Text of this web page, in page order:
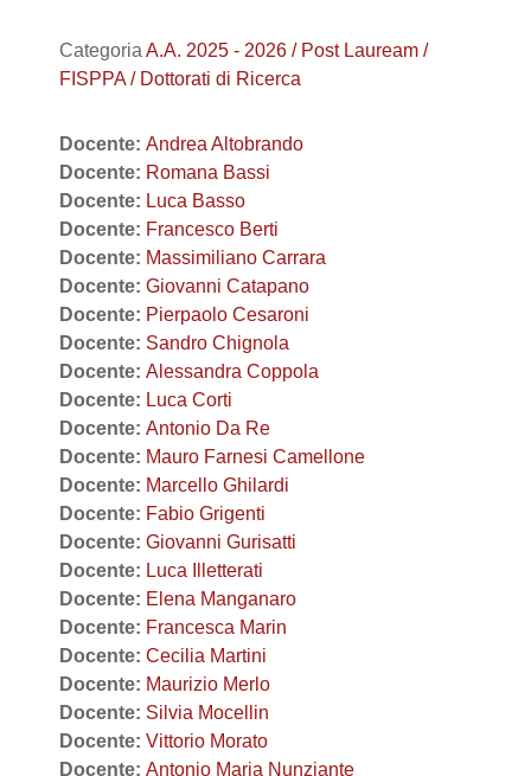
Categoria A.A. 2025 - 2026 / Post Lauream /
FISPPA / Dottorati di Ricerca
Docente: Andrea Altobrando
Docente: Romana Bassi
Docente: Luca Basso
Docente: Francesco Berti
Docente: Massimiliano Carrara
Docente: Giovanni Catapano
Docente: Pierpaolo Cesaroni
Docente: Sandro Chignola
Docente: Alessandra Coppola
Docente: Luca Corti
Docente: Antonio Da Re
Docente: Mauro Farnesi Camellone
Docente: Marcello Ghilardi
Docente: Fabio Grigenti
Docente: Giovanni Gurisatti
Docente: Luca Illetterati
Docente: Elena Manganaro
Docente: Francesca Marin
Docente: Cecilia Martini
Docente: Maurizio Merlo
Docente: Silvia Mocellin
Docente: Vittorio Morato
Docente: Antonio Maria Nunziante